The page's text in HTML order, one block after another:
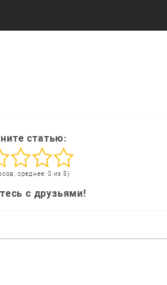
статью:
среднее: 0 из 5)
с друзьями!